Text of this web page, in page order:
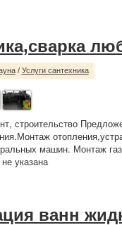
/ Услуги сантехника
строительство
машин. Монтаж
указана
ванн